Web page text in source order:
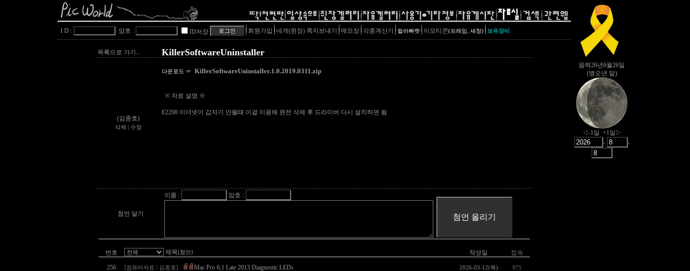
I D : 암호 : ID저장 회원가입 네게(쥔장) 쪽지보내기 메모장 각종계산기 컬러빠렛 이모티콘(프레임, 새창) 보유장비
목록으로 가기.. KillerSoftwareUninstaller
(김종호)
삭제 수정
다운로드 ☞ KillerSoftwareUninstaller.1.0.2019.0311.zip
※ 자료 설명 ※
E2200 이더넷이 갑자기 안될때 이걸 이용해 완전 삭제 후 드라이버 다시 설치하면 됨
첨언 달기
이름 : 암호 :
번호 제목[첨언] 작성일 접속
256 [컴퓨터자료 / 김종호] Mac Pro 6,1 Late 2013 Diagnostic LEDs 2026-03-12(목) 975